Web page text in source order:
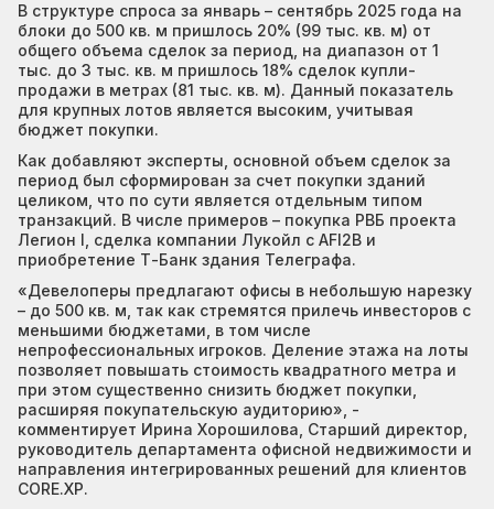
В структуре спроса за январь – сентябрь 2025 года на
блоки до 500 кв. м пришлось 20% (99 тыс. кв. м) от
общего объема сделок за период, на диапазон от 1
тыс. до 3 тыс. кв. м пришлось 18% сделок купли-
продажи в метрах (81 тыс. кв. м). Данный показатель
для крупных лотов является высоким, учитывая
бюджет покупки.
Как добавляют эксперты, основной объем сделок за
период был сформирован за счет покупки зданий
целиком, что по сути является отдельным типом
транзакций. В числе примеров – покупка РВБ проекта
Легион I, сделка компании Лукойл с AFI2B и
приобретение Т-Банк здания Телеграфа.
«Девелоперы предлагают офисы в небольшую нарезку
– до 500 кв. м, так как стремятся прилечь инвесторов с
меньшими бюджетами, в том числе
непрофессиональных игроков. Деление этажа на лоты
позволяет повышать стоимость квадратного метра и
при этом существенно снизить бюджет покупки,
расширяя покупательскую аудиторию», -
комментирует Ирина Хорошилова, Старший директор,
руководитель департамента офисной недвижимости и
направления интегрированных решений для клиентов
CORE.XP.